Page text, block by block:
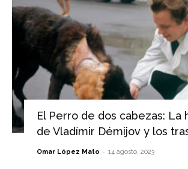
El Perro de dos cabezas: La
de Vladímir Démijov y los
Omar López Mato - 14 agosto, 2023